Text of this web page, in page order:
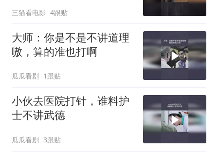
三猫看电影 4跟贴
大师：你是不是不讲道理
嗷，算的准也打啊
瓜瓜看剧 1跟贴
小伙去医院打针，谁料护
士不讲武德
瓜瓜看剧 3跟贴